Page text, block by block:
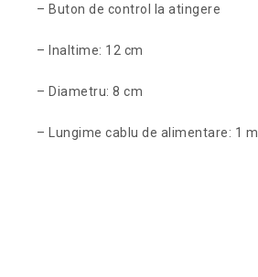
– Buton de control la atingere
– Inaltime: 12 cm
– Diametru: 8 cm
– Lungime cablu de alimentare: 1 m